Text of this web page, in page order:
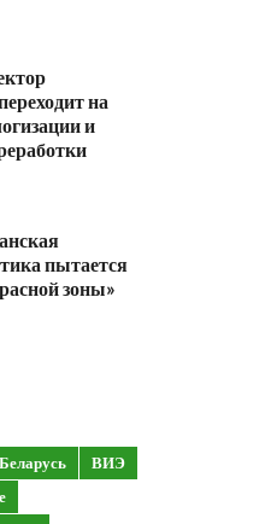
на
и
пытается
зоны»
Беларусь
ВИЭ